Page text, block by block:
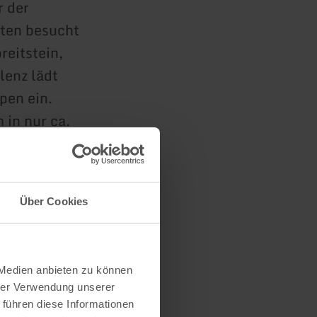
Über Cookies
anbieten zu können
Verwendung unserer
diese Informationen
der
besucht
lädt
ein.
in nur ca.
vielen